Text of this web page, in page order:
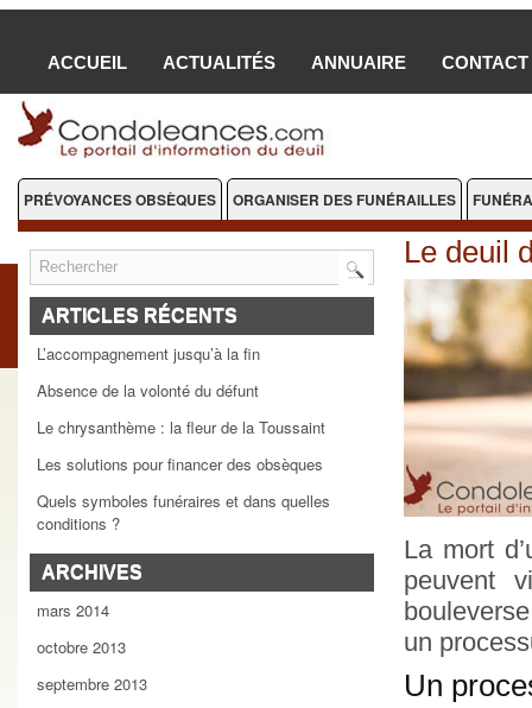
ACCUEIL ACTUALITÉS ANNUAIRE CONTACT
PRÉVOYANCES OBSÈQUES ORGANISER DES FUNÉRAILLES
ARTICLES RÉCENTS
L’accompagnement jusqu’à la fin
Absence de la volonté du défunt
Le chrysanthème : la fleur de la Toussaint
Les solutions pour financer des obsèques
Quels symboles funéraires et dans quelles
conditions ?
ARCHIVES
mars 2014
octobre 2013
septembre 2013
Le deuil
La mort
peuvent
un
Un